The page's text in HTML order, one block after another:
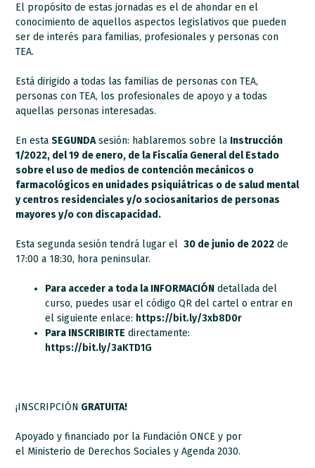
El propósito de estas jornadas es el de ahondar en el
conocimiento de aquellos aspectos legislativos que pueden
ser de interés para familias, profesionales y personas con
TEA.
Está dirigido a todas las familias de personas con TEA,
personas con TEA, los profesionales de apoyo y a todas
aquellas personas interesadas.
En estaSEGUNDAsesión: hablaremos sobre la Instrucción
1/2022, del 19 de enero, de la Fiscalía General del Estado
sobre el uso de medios de contención mecánicos o
farmacológicos en unidades psiquiátricas o de salud mental
y centros residenciales y/o sociosanitarios de personas
mayores y/o con discapacidad.
Esta segunda sesión tendrá lugar el30 de junio de 2022 de
17:00 a 18:30, hora peninsular.
Para acceder a toda la INFORMACIÓN detallada del
curso, puedes usar el código QR del cartel o entrar en
el siguiente enlace: https://bit.ly/3xb8D0r
Para INSCRIBIRTE directamente:
https://bit.ly/3aKTD1G
¡INSCRIPCIÓN GRATUITA!
Apoyado y financiado por la Fundación ONCE y por
el Ministerio de Derechos Sociales y Agenda 2030.